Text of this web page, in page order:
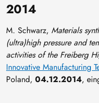
2014
M. Schwarz, Materials
(ultra)high pressure and
activities of the Freiberg
Innovative Manufacturing
Poland, 04.12.2014,